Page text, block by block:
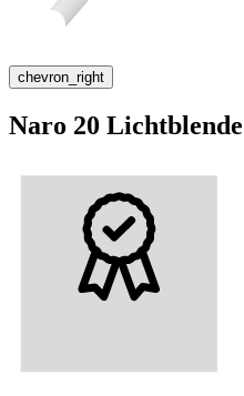
chevron_right
Naro 20 Lichtblende